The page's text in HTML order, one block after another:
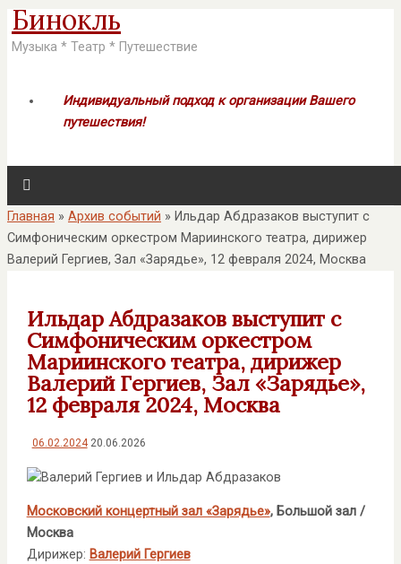
Бинокль
Музыка * Театр * Путешествие
Индивидуальный подход к организации Вашего
путешествия!
Главная » Архив событий » Ильдар Абдразаков выступит с
Симфоническим оркестром Мариинского театра, дирижер
Валерий Гергиев, Зал «Зарядье», 12 февраля 2024, Москва
Ильдар Абдразаков выступит с
Симфоническим оркестром
Мариинского театра, дирижер
Валерий Гергиев, Зал «Зарядье»,
12 февраля 2024, Москва
06.02.2024 20.06.2026
Московский концертный зал «Зарядье», Большой зал /
Москва
Дирижер: Валерий Гергиев